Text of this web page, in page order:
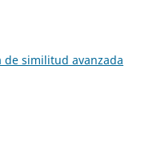
similitud avanzada